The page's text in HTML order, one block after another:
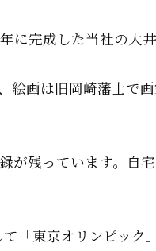
完成した当社の大井
画は旧岡崎藩士で
残っています。自
「東京オリンピック